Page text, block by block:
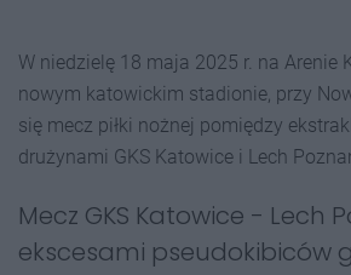
W niedzielę 18 maja 2025 r. na Arenie
nowym katowickim stadionie, przy
się mecz piłki nożnej pomiędzy
drużynami GKS Katowice i Lech
Mecz GKS Katowice - Lech
ekscesami pseudokibiców